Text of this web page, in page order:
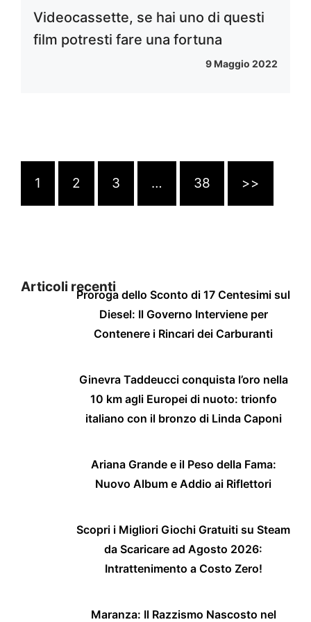
Videocassette, se hai uno di questi
film potresti fare una fortuna
9 Maggio 2022
1 2 3 … 38 >>
Articoli recentiProroga dello Sconto di 17 Centesimi sul
Diesel: Il Governo Interviene per
Contenere i Rincari dei Carburanti
Ginevra Taddeucci conquista l’oro nella
10 km agli Europei di nuoto: trionfo
italiano con il bronzo di Linda Caponi
Ariana Grande e il Peso della Fama:
Nuovo Album e Addio ai Riflettori
Scopri i Migliori Giochi Gratuiti su Steam
da Scaricare ad Agosto 2026:
Intrattenimento a Costo Zero!
Maranza: Il Razzismo Nascosto nel